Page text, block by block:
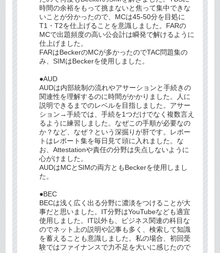
時間の余裕をもって挑まないと焦って集中できな
いことが分かったので、MCは45-50分を目処に
T1・T2を仕上げることを意識しました。FARの
MCで出題頻度の高い公会計は瞬発で解けるように
仕上げました。
FARはBeckerのMCが多かったのでTAC問題集の
み、SIMはBeckerを使用しました。
●AUD
AUDは内部統制の流れやアサーションと手続きの
関連性を理解するのに時間がかかりました。人に
説明できるまでのレベルを目指しました。アサー
ション→手続では、手続を1つだけでなく複数言え
るように練習しました。なぜこの手順が必要なの
か？など、なぜ？という深掘りが肝です。レポー
トはレポート集を毎日見て頭に入れました。な
お、Attestationや責任の分野は失点しないように
心がけました。
AUDはMCとSIMの両方ともBeckerを使用しまし
た。
●BEC
BECは浅く広く出る分野に濃淡をつけることが大
事だと思いました。IT分野はYouTubeなども適宜
使用しました。IT以外も、ビジネス関連の科目な
のでネット上の説明や記事も多く、検索して知識
を蓄えることも意識しました。私の場合、初回受
験ではファイナンスで力不足を大いに感じたので